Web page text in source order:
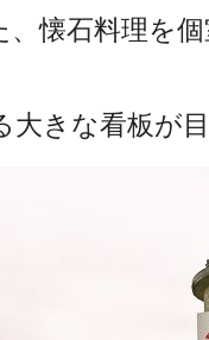
、懐石料理を
大きな看板が